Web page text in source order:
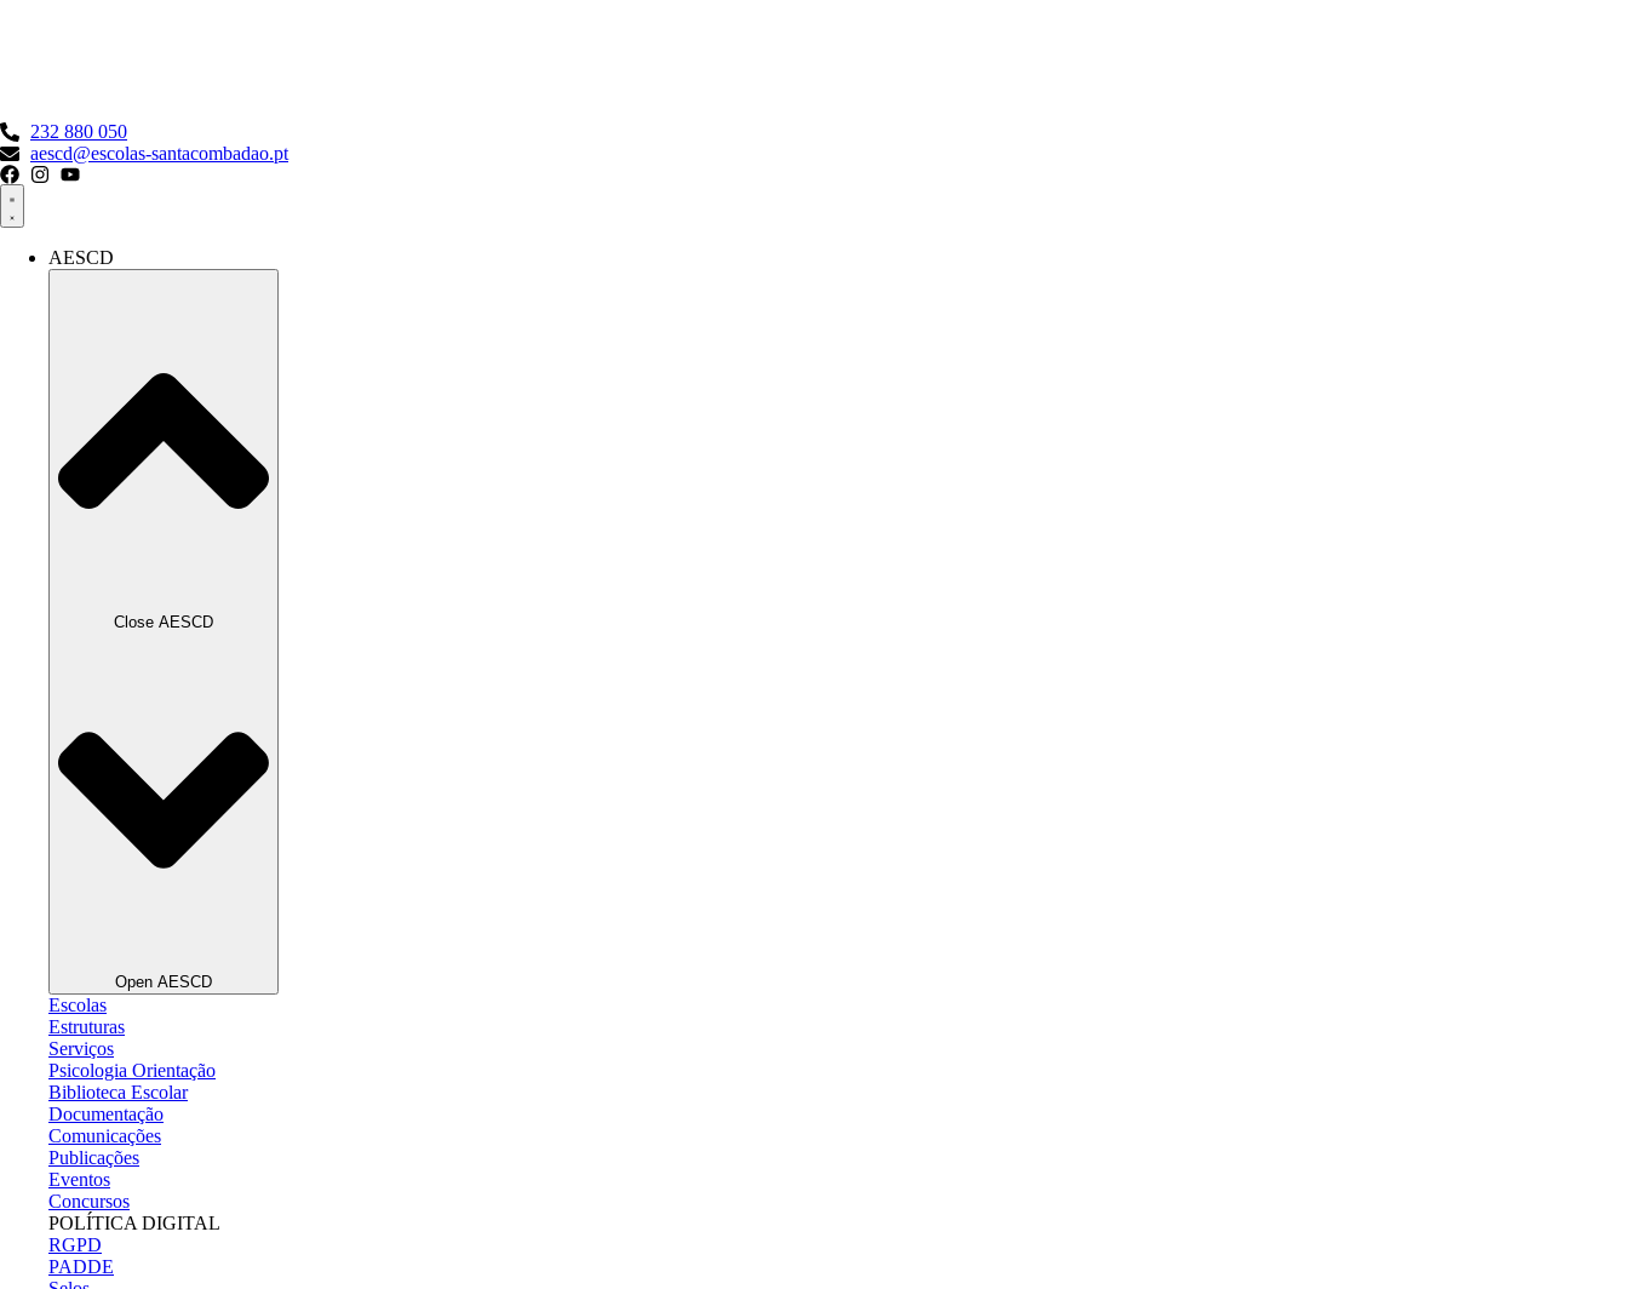
232 880 050
aescd@escolas-santacombadao.pt
AESCD
Close AESCD
Open AESCD
Escolas
Estruturas
Serviços
Psicologia Orientação
Biblioteca Escolar
Documentação
Comunicações
Publicações
Eventos
Concursos
POLÍTICA DIGITAL
RGPD
PADDE